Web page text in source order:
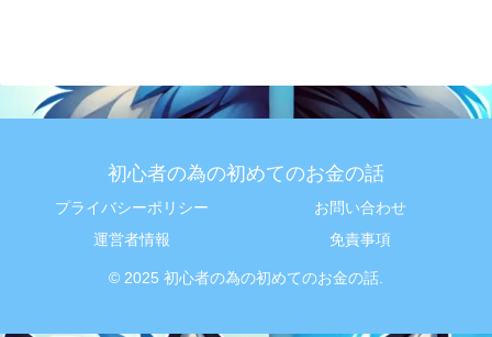
初心者の為の初めてのお金の話
プライバシーポリシー
お問い合わせ
運営者情報
免責事項
© 2025 初心者の為の初めてのお金の話.